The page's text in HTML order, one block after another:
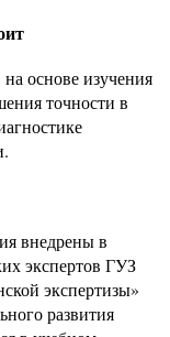
на основе изучения
точности в
внедрены в
экспертов ГУЗ
экспертизы»
развития